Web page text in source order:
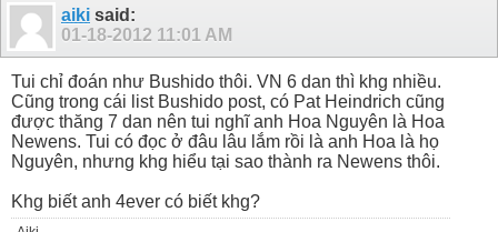
aiki said:
01-18-2012 11:01 AM
Tui chỉ đoán như Bushido thôi. VN 6 dan thì khg nhiều.
Cũng trong cái list Bushido post, có Pat Heindrich cũng
được thăng 7 dan nên tui nghĩ anh Hoa Nguyên là Hoa
Newens. Tui có đọc ở đâu lâu lắm rồi là anh Hoa là họ
Nguyên, nhưng khg hiểu tại sao thành ra Newens thôi.
Khg biết anh 4ever có biết khg?